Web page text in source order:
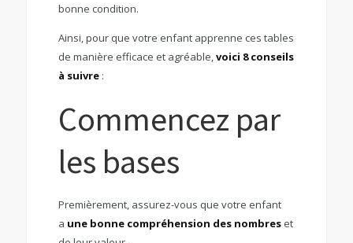
bonne condition.
Ainsi, pour que votre enfant apprenne ces tables
de manière efficace et agréable,voici 8 conseils
à suivre:
Commencez par
les bases
Premièrement, assurez-vous que votre enfant
a une bonne compréhension des nombreset